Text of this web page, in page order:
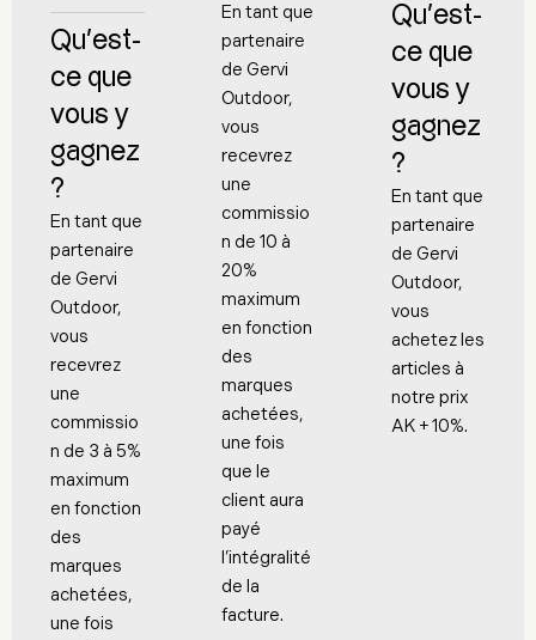
Qu'est-
ce que
vous y
gagnez
?
En tant que
partenaire
de Gervi
Outdoor,
vous
recevrez
une
commissio
n de 3 à 5%
maximum
en fonction
des
marques
achetées,
une fois
En tant que
partenaire
de Gervi
Outdoor,
vous
recevrez
une
commissio
n de 10 à
20%
maximum
en fonction
des
marques
achetées,
une fois
que le
client aura
payé
l’intégralité
de la
facture.
Qu'est-
ce que
vous y
gagnez
?
En tant que
partenaire
de Gervi
Outdoor,
vous
achetez les
articles à
notre prix
AK + 10%.